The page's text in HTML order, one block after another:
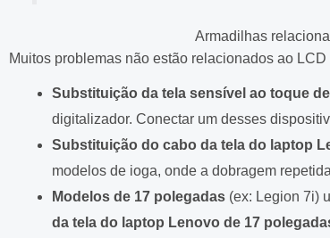
Armadilhas
Muitos problemas não estão relacionados ao
Substituição da tela sensível ao toque
digitalizador. Conectar um desses
Substituição do cabo da tela do laptop
modelos de ioga, onde a dobragem
Modelos de 17 polegadas (ex: Legion 7i)
da tela do laptop Lenovo de 17